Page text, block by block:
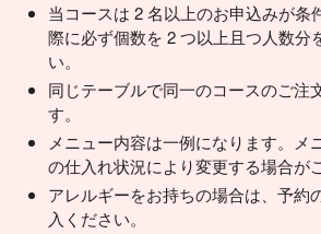
当コースは 2 名以上のお申込みが条
際に必ず個数を 2 つ以上且つ人数分
い。
同じテーブルで同一のコースのご注
す。
メニュー内容は一例になります。メ
の仕入れ状況により変更する場合が
アレルギーをお持ちの場合は、予約
入ください。